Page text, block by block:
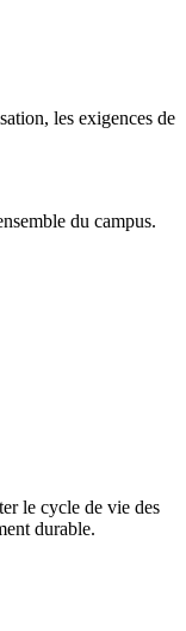
les exigences de
du campus.
le cycle de vie des
durable.